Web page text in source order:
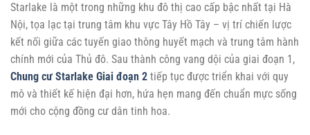
Starlake là một trong những khu đô thị cao cấp bậc nhất tại Hà
Nội, tọa lạc tại trung tâm khu vực Tây Hồ Tây – vị trí chiến lược
kết nối giữa các tuyến giao thông huyết mạch và trung tâm hành
chính mới của Thủ đô. Sau thành công vang dội của giai đoạn 1,
Chung cư Starlake Giai đoạn 2 tiếp tục được triển khai với quy
mô và thiết kế hiện đại hơn, hứa hẹn mang đến chuẩn mực sống
mới cho cộng đồng cư dân tinh hoa.